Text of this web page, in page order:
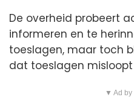
De overheid probeert
informeren en te
toeslagen, maar toch
dat toeslagen
▼ Ad by